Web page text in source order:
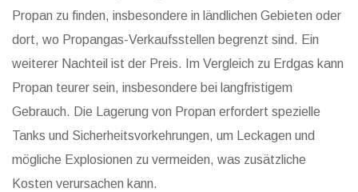
Propan zu finden, insbesondere in ländlichen Gebieten oder
dort, wo Propangas-Verkaufsstellen begrenzt sind. Ein
weiterer Nachteil ist der Preis. Im Vergleich zu Erdgas kann
Propan teurer sein, insbesondere bei langfristigem
Gebrauch. Die Lagerung von Propan erfordert spezielle
Tanks und Sicherheitsvorkehrungen, um Leckagen und
mögliche Explosionen zu vermeiden, was zusätzliche
Kosten verursachen kann.